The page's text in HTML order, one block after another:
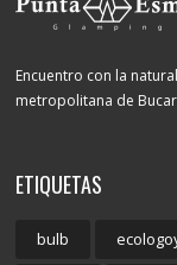
Encuentro con la
metropolitana de
ETIQUETAS
bulb